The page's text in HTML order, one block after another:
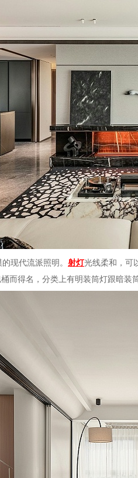
现代流派照明。 射灯光线柔和
而得名，分类上有明装筒灯跟暗装筒